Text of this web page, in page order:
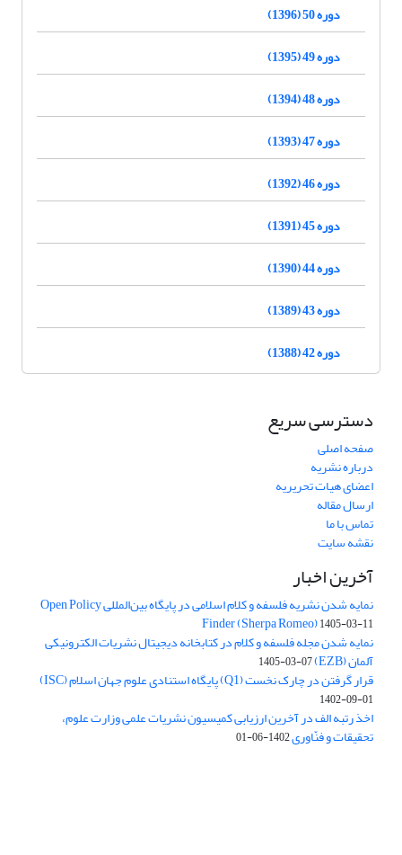
دوره 50 (1396)
دوره 49 (1395)
دوره 48 (1394)
دوره 47 (1393)
دوره 46 (1392)
دوره 45 (1391)
دوره 44 (1390)
دوره 43 (1389)
دوره 42 (1388)
دسترسی سریع
صفحه اصلی
درباره نشریه
اعضای هیات تحریریه
ارسال مقاله
تماس با ما
نقشه سایت
آخرین اخبار
نمایه شدن نشریه فلسفه و کلام اسلامی در پایگاه بین‌المللی Open Policy
Finder (Sherpa Romeo)1405-03-11
نمایه شدن مجله فلسفه و کلام در کتابخانه دیجیتال نشریات الکترونیکی
آلمان (EZB) 1405-03-07
قرار گرفتن در چارک نخست (Q1) پایگاه استنادی علوم جهان اسلام (ISC)
1402-09-01
اخذ رتبه الف در آخرین ارزیابی کمیسیون نشریات علمی وزارت علوم،
تحقیقات و فنّاوری1402-06-01